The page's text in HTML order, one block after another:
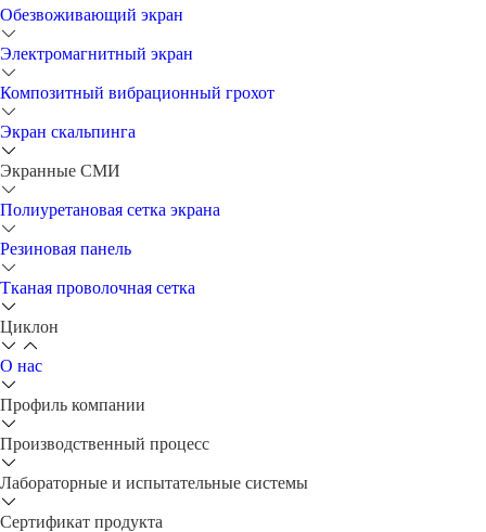
Обезвоживающий экран
Электромагнитный экран
Композитный вибрационный грохот
Экран скальпинга
Экранные СМИ
Полиуретановая сетка экрана
Резиновая панель
Тканая проволочная сетка
Циклон
О нас
Профиль компании
Производственный процесс
Лабораторные и испытательные системы
Сертификат продукта